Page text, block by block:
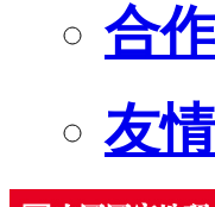
合
友